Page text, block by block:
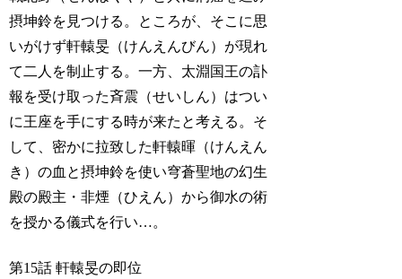
摂坤鈴を見つける。ところが、そこに思
いがけず軒轅旻（けんえんびん）が現れ
て二人を制止する。一方、太淵国王の訃
報を受け取った斉震（せいしん）はつい
に王座を手にする時が来たと考える。そ
して、密かに拉致した軒轅暉（けんえん
き）の血と摂坤鈴を使い穹蒼聖地の幻生
殿の殿主・非煙（ひえん）から御水の術
を授かる儀式を行い…。
第15話 軒轅旻の即位